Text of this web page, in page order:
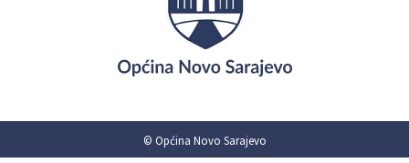
© Općina Novo Sarajevo